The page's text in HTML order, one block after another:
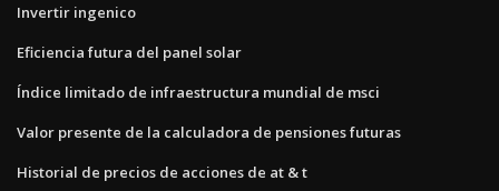
Invertir ingenico
Eficiencia futura del panel solar
Índice limitado de infraestructura mundial de msci
Valor presente de la calculadora de pensiones futuras
Historial de precios de acciones de at & t